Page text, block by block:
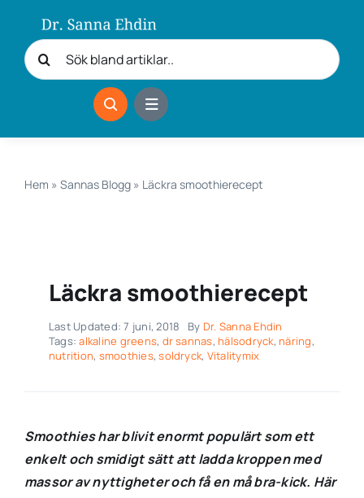
innehållet
Sök
efter:
Hem » Sannas Blogg» Läckra smoothierecept
Läckra smoothierecept
Last Updated: 7 juni, 2018 By Dr. Sanna Ehdin
Tags:alkaline greens, dr sannas, hälsodryck, näring,
nutrition, smoothies,soldryck, Vitalitymix
Smoothies har blivit enormt populärt som ett
enkelt och smidigt sätt att ladda kroppen med
massor av nyttigheter och få en må bra-kick. Här